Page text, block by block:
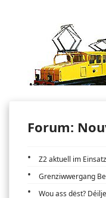
Forum:
Z2 aktuell im Einsatz
Grenziwwergang
Wou ass dëst?